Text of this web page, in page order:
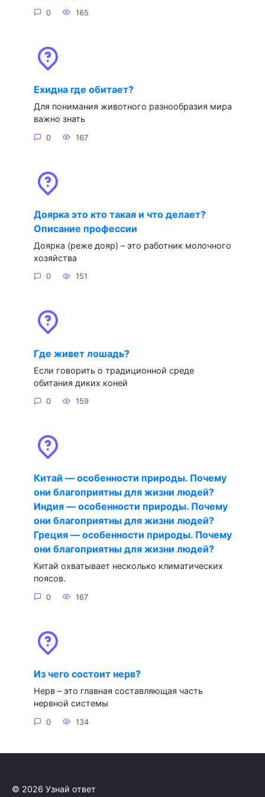
0 165
Ехидна где обитает?
Для понимания животного разнообразия мира
важно знать
0 167
Доярка это кто такая и что делает?
Описание профессии
Доярка (реже дояр) – это работник молочного
хозяйства
0 151
Где живет лошадь?
Если говорить о традиционной среде
обитания диких коней
0 159
Китай — особенности природы. Почему
они благоприятны для жизни людей?
Индия — особенности природы. Почему
они благоприятны для жизни людей?
Греция — особенности природы. Почему
они благоприятны для жизни людей?
Китай охватывает несколько климатических
поясов.
0 167
Из чего состоит нерв?
Нерв – это главная составляющая часть
нервной системы
0 134
© 2026 Узнай ответ